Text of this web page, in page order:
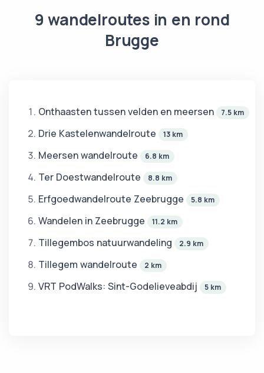
9 wandelroutes in en rond
Brugge
Onthaasten tussen velden en meersen 7.5 km
Drie Kastelenwandelroute 13 km
Meersen wandelroute 6.8 km
Ter Doestwandelroute 8.8 km
Erfgoedwandelroute Zeebrugge 5.8 km
Wandelen in Zeebrugge 11.2 km
Tillegembos natuurwandeling 2.9 km
Tillegem wandelroute 2 km
VRT PodWalks: Sint-Godelieveabdij 5 km